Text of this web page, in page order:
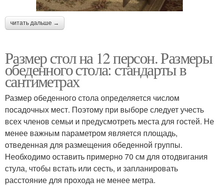
читать дальше →
Размер стол на 12 персон. Размеры
обеденного стола: стандарты в
сантиметрах
Размер обеденного стола определяется числом
посадочных мест. Поэтому при выборе следует учесть
всех членов семьи и предусмотреть места для гостей. Не
менее важным параметром является площадь,
отведенная для размещения обеденной группы.
Необходимо оставить примерно 70 см для отодвигания
стула, чтобы встать или сесть, и запланировать
расстояние для прохода не менее метра.